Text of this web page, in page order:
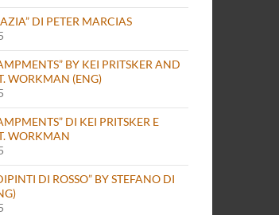
DI PETER MARCIAS
BY KEI PRITSKER AND
WORKMAN (ENG)
DI KEI PRITSKER E
WORKMAN
DI ROSSO” BY STEFANO DI